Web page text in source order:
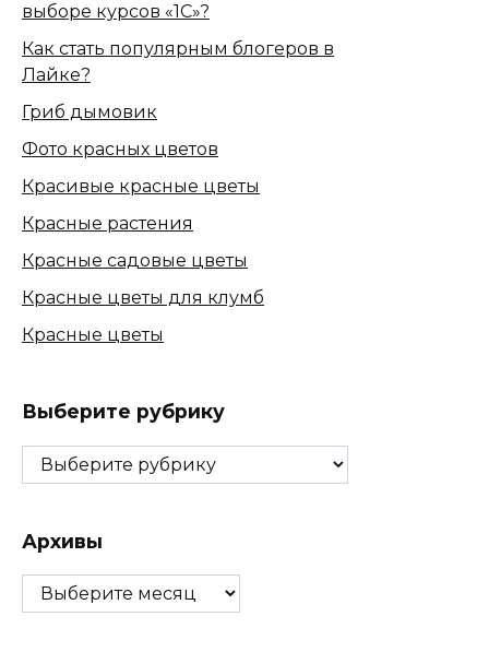
выборе курсов «1С»?
Как стать популярным блогеров в
Лайке?
Гриб дымовик
Фото красных цветов
Красивые красные цветы
Красные растения
Красные садовые цветы
Красные цветы для клумб
Красные цветы
Выберите рубрику
Выберите
рубрику
Архивы
Архивы